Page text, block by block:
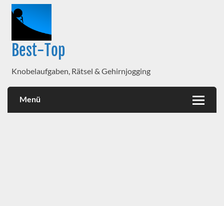
Best-Top
Knobelaufgaben, Rätsel & Gehirnjogging
Menü